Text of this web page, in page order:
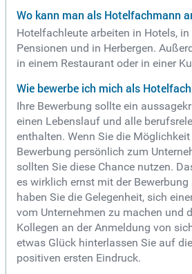
Wo kann man als Hotelfachmann
Hotelfachleute arbeiten in Hotels,
Pensionen und in Herbergen.
in einem Restaurant oder in einer
Wie bewerbe ich mich als
Ihre Bewerbung sollte ein
einen Lebenslauf und alle
enthalten. Wenn Sie die
Bewerbung persönlich zum
sollten Sie diese Chance nutzen.
es wirklich ernst mit der
haben Sie die Gelegenheit, sich
vom Unternehmen zu machen und
Kollegen an der Anmeldung von
etwas Glück hinterlassen Sie auf
positiven ersten Eindruck.